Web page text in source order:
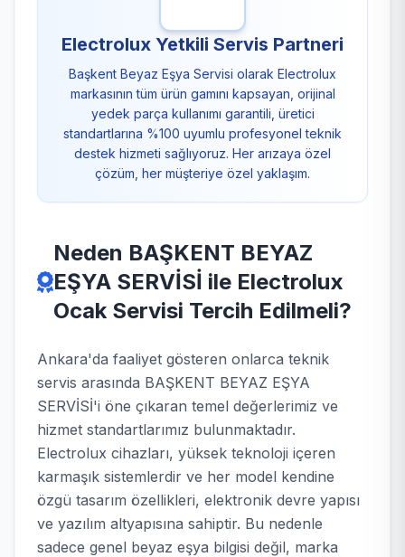
Electrolux Yetkili Servis Partneri
Başkent Beyaz Eşya Servisi olarak Electrolux
markasının tüm ürün gamını kapsayan, orijinal
yedek parça kullanımı garantili, üretici
standartlarına %100 uyumlu profesyonel teknik
destek hizmeti sağlıyoruz. Her arızaya özel
çözüm, her müşteriye özel yaklaşım.
Neden BAŞKENT BEYAZ
EŞYA SERVİSİ ile Electrolux
Ocak Servisi Tercih Edilmeli?
Ankara'da faaliyet gösteren onlarca teknik
servis arasında BAŞKENT BEYAZ EŞYA
SERVİSİ'i öne çıkaran temel değerlerimiz ve
hizmet standartlarımız bulunmaktadır.
Electrolux cihazları, yüksek teknoloji içeren
karmaşık sistemlerdir ve her model kendine
özgü tasarım özellikleri, elektronik devre yapısı
ve yazılım altyapısına sahiptir. Bu nedenle
sadece genel beyaz eşya bilgisi değil, marka